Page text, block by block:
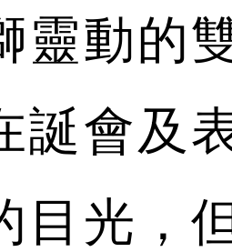
動的
誕會及
目光，